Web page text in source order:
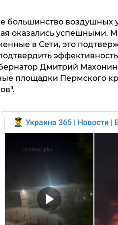
большинство воздушных
оказались успешными.
в Сети, это
Дмитрий Махонин
площадки Пермского